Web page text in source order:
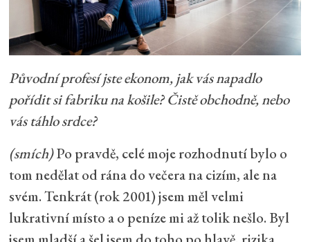
Původní profesí jste ekonom, jak vás napadlo
pořídit si fabriku na košile? Čistě obchodně, nebo
vás táhlo srdce?
(smích)Po pravdě, celé moje rozhodnutí bylo o
tom nedělat od rána do večera na cizím, ale na
svém. Tenkrát (rok 2001) jsem měl velmi
lukrativní místo a o peníze mi až tolik nešlo. Byl